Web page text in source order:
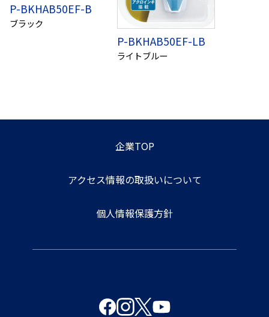
P-BKHAB50EF-B
ブラック
P-BKHAB50EF-LB
ライトブルー
企業TOP
アクセス情報の取扱いについて
個人情報保護方針